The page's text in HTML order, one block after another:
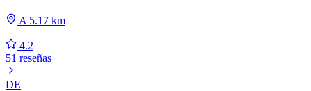
A 5.17 km
4.2
51 reseñas
DE